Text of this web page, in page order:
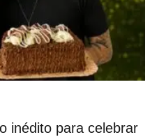
inédito para celebrar